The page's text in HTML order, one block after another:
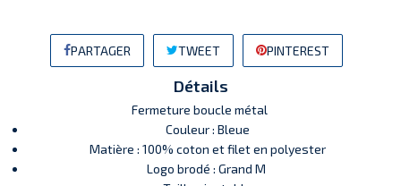
PARTAGER TWEET PINTEREST
Détails
Fermeture boucle métal
Couleur : Bleue
Matière : 100% coton et filet en polyester
Logo brodé : Grand M